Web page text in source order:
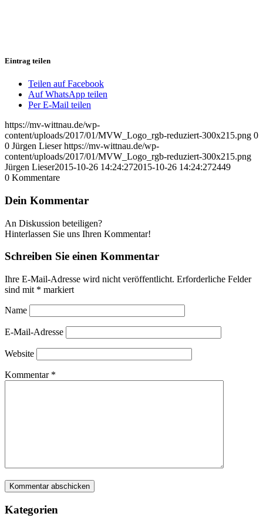
Eintrag teilen
Teilen auf Facebook
Auf WhatsApp teilen
Per E-Mail teilen
https://mv-wittnau.de/wp-
content/uploads/2017/01/MVW_Logo_rgb-reduziert-300x215.png 0
0 Jürgen Lieser https://mv-wittnau.de/wp-
content/uploads/2017/01/MVW_Logo_rgb-reduziert-300x215.png
Jürgen Lieser2015-10-26 14:24:272015-10-26 14:24:272449
0 Kommentare
Dein Kommentar
An Diskussion beteiligen?
Hinterlassen Sie uns Ihren Kommentar!
Schreiben Sie einen Kommentar
Ihre E-Mail-Adresse wird nicht veröffentlicht. Erforderliche Felder
sind mit * markiert
Name
E-Mail-Adresse
Website
Kommentar *
Kategorien